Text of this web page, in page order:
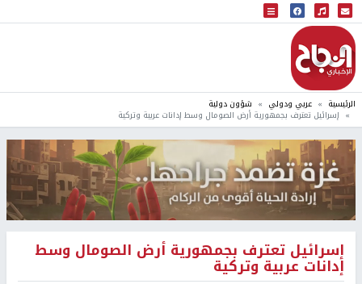
البث المباشر
إذاعة النجاح
الرئيسية عربي ودولي شؤون دولية
إسرائيل تعترف بجمهورية أرض الصومال وسط إدانات عربية وتركية
إسرائيل تعترف بجمهورية أرض الصومال وسط
إدانات عربية وتركية